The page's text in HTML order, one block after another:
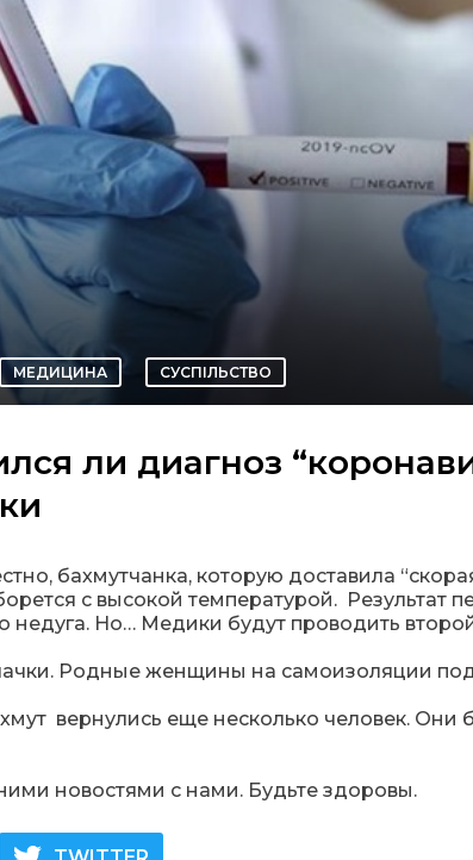
МЕДИЦИНА СУСПІЛЬСТВО
ли диагноз
бахмутчанка, которую доставила
с высокой температурой. Результат
недуга. Но… Медики будут проводить
Родные женщины на самоизоляции
вернулись еще несколько человек. Они
новостями с нами. Будьте здоровы.